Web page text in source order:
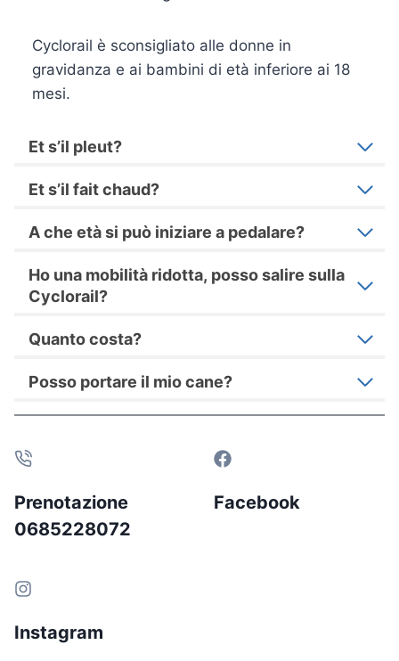
Cyclorail è sconsigliato alle donne in
gravidanza e ai bambini di età inferiore ai 18
mesi.
Et s’il pleut?
Et s’il fait chaud?
A che età si può iniziare a pedalare?
Ho una mobilità ridotta, posso salire sulla
Cyclorail?
Quanto costa?
Posso portare il mio cane?
Prenotazione
0685228072
Facebook
Instagram